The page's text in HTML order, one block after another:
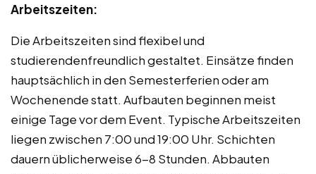
Arbeitszeiten:
Die Arbeitszeiten sind flexibel und
studierendenfreundlich gestaltet. Einsätze finden
hauptsächlich in den Semesterferien oder am
Wochenende statt. Aufbauten beginnen meist
einige Tage vor dem Event. Typische Arbeitszeiten
liegen zwischen 7:00 und 19:00 Uhr. Schichten
dauern üblicherweise 6-8 Stunden. Abbauten